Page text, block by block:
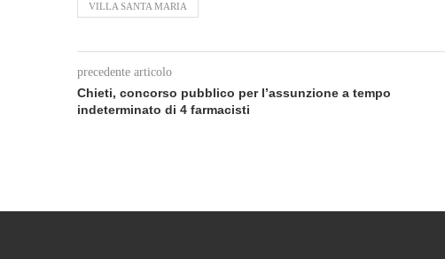
VILLA SANTA MARIA
precedente articolo
Chieti, concorso pubblico per l’assunzione a tempo
indeterminato di 4 farmacisti